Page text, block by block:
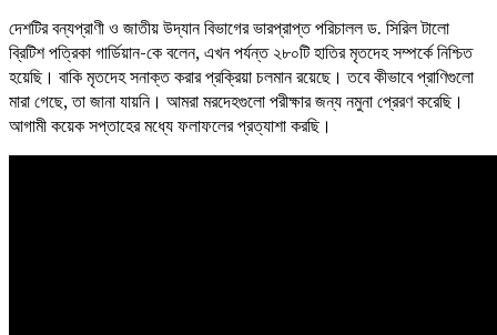
দেশটির বন্যপ্রাণী ও জাতীয় উদ্যান বিভাগের ভারপ্রাপ্ত পরিচালল ড. সিরিল টালো
ব্রিটিশ পত্রিকা গার্ডিয়ান-কে বলেন, এখন পর্যন্ত ২৮০টি হাতির মৃতদেহ সম্পর্কে নিশ্চিত
হয়েছি। বাকি মৃতদেহ সনাক্ত করার প্রক্রিয়া চলমান রয়েছে। তবে কীভাবে প্রাণিগুলো
মারা গেছে, তা জানা যায়নি। আমরা মরদেহগুলো পরীক্ষার জন্য নমুনা প্রেরণ করেছি।
আগামী কয়েক সপ্তাহের মধ্যে ফলাফলের প্রত্যাশা করছি।